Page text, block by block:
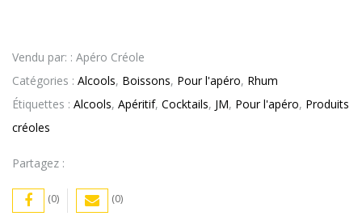
43°
70cl
JM
Vendu par: : Apéro Créole
Catégories : Alcools, Boissons, Pour l'apéro, Rhum
Étiquettes : Alcools, Apéritif, Cocktails, JM, Pour l'apéro, Produits
créoles
Partagez :
(0) (0)